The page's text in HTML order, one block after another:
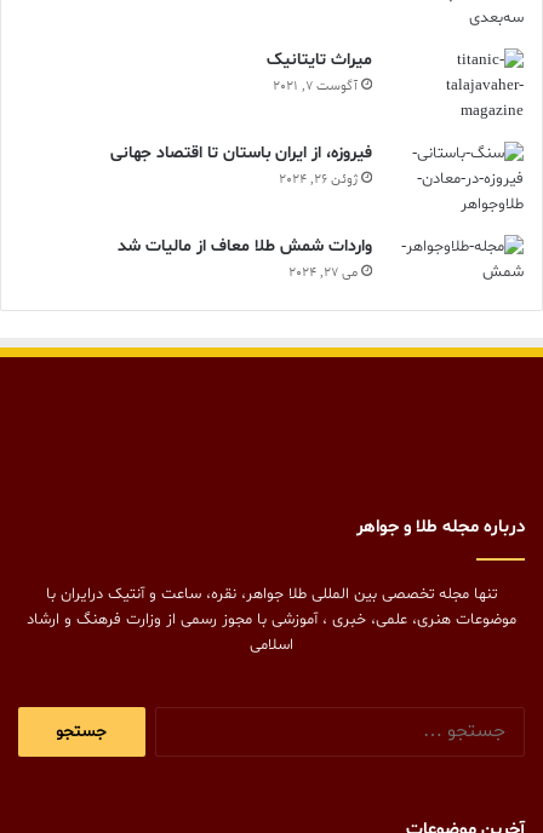
ميراث تايتانيک
آگوست 7, 2021
فیروزه، از ایران باستان تا اقتصاد جهانی
ژوئن 26, 2024
واردات شمش طلا معاف از مالیات شد
می 27, 2024
درباره مجله طلا و جواهر
تنها مجله تخصصی بین المللی طلا جواهر، نقره، ساعت و آنتیک درایران با
موضوعات هنری، علمی، خبری ، آموزشی با مجوز رسمی از وزارت فرهنگ و ارشاد
اسلامی